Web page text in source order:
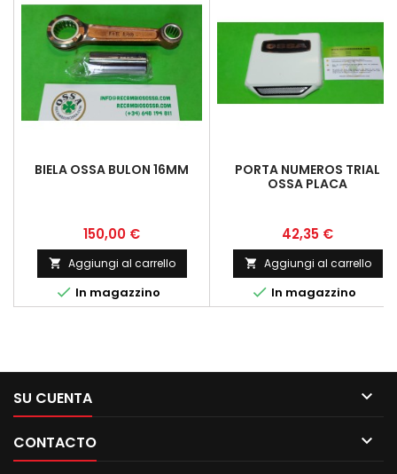
BIELA OSSA BULON 16MM
Prezzo
150,00 €
 Aggiungi al carrello
 In magazzino
PORTA NUMEROS TRIAL
OSSA PLACA
Prezzo
42,35 €
 Aggiungi al carrello
 In magazzino
SU CUENTA 
CONTACTO 